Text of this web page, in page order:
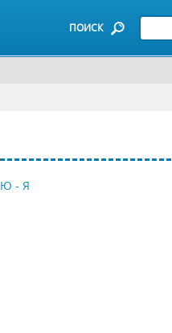
ПОИСК
Ю - Я